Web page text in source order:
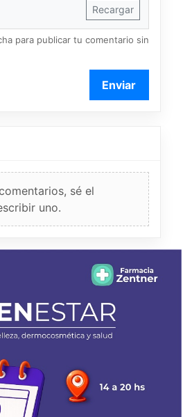
Recargar
para publicar tu comentario sin
Enviar
sé el
uno.